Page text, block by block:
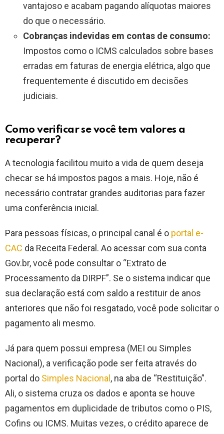
vantajoso e acabam pagando alíquotas maiores
do que o necessário.
Cobranças indevidas em contas de consumo:
Impostos como o ICMS calculados sobre bases
erradas em faturas de energia elétrica, algo que
frequentemente é discutido em decisões
judiciais.
Como verificar se você tem valores a
recuperar?
A tecnologia facilitou muito a vida de quem deseja
checar se há impostos pagos a mais. Hoje, não é
necessário contratar grandes auditorias para fazer
uma conferência inicial.
Para pessoas físicas, o principal canal é o portal e-
CAC da Receita Federal. Ao acessar com sua conta
Gov.br, você pode consultar o “Extrato de
Processamento da DIRPF”. Se o sistema indicar que
sua declaração está com saldo a restituir de anos
anteriores que não foi resgatado, você pode solicitar o
pagamento ali mesmo.
Já para quem possui empresa (MEI ou Simples
Nacional), a verificação pode ser feita através do
portal do Simples Nacional , na aba de “Restituição”.
Ali, o sistema cruza os dados e aponta se houve
pagamentos em duplicidade de tributos como o PIS,
Cofins ou ICMS. Muitas vezes, o crédito aparece de